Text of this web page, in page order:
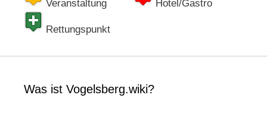
Veranstaltung Hotel/Gastro
Rettungspunkt
Was ist Vogelsberg.wiki?